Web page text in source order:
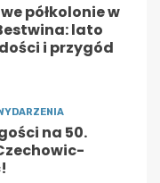
półkolonie w
lato
i przygód
na 50.